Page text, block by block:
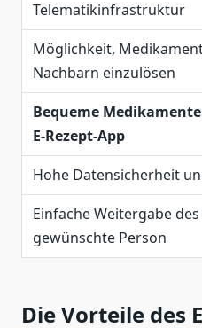
Telematikinfrastruktur
Möglichkeit,
Nachbarn einzulösen
Bequeme
E-Rezept-App
Hohe Datensicherheit
Einfache Weitergabe
gewünschte Person
Die Vorteile des